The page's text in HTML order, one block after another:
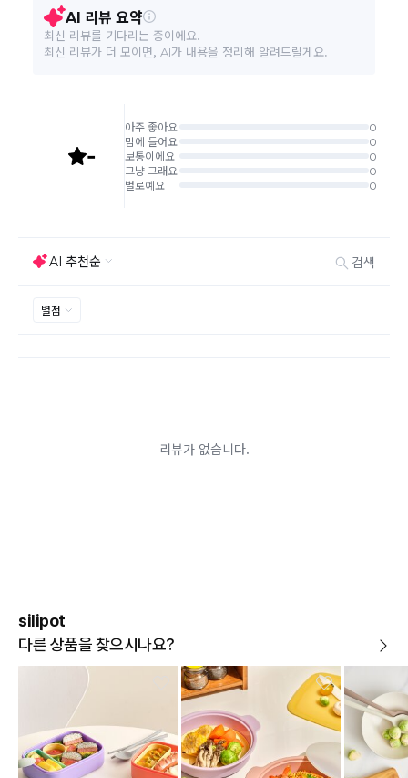
본 상품 정보의 내용은 공정거래위원회 '상품정보제공고시'에 따라 판매자가 직접 등록한
것으로 해당 정보에 대한 책임은 판매자에게 있습니다.
silipot
다른 상품을 찾으시나요?